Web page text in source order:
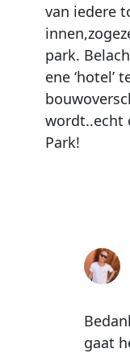
van iedere
park.
ene ‘hotel’
wordt..echt
Park!
gaat